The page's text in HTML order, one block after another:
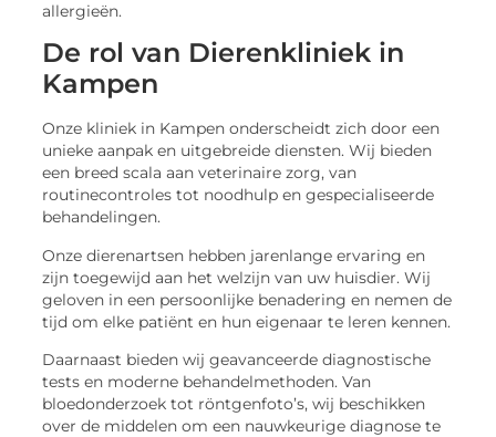
allergieën.
De rol van Dierenkliniek in
Kampen
Onze kliniek in Kampen onderscheidt zich door een
unieke aanpak en uitgebreide diensten. Wij bieden
een breed scala aan veterinaire zorg, van
routinecontroles tot noodhulp en gespecialiseerde
behandelingen.
Onze dierenartsen hebben jarenlange ervaring en
zijn toegewijd aan het welzijn van uw huisdier. Wij
geloven in een persoonlijke benadering en nemen de
tijd om elke patiënt en hun eigenaar te leren kennen.
Daarnaast bieden wij geavanceerde diagnostische
tests en moderne behandelmethoden. Van
bloedonderzoek tot röntgenfoto’s, wij beschikken
over de middelen om een nauwkeurige diagnose te